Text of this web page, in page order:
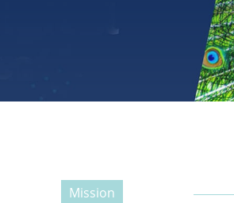
-----------------------------------------------
Mission